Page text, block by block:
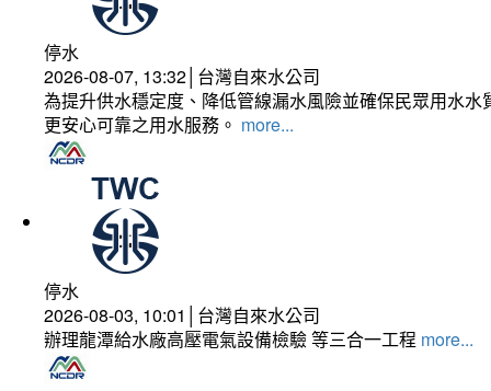
停水
2026-08-07, 13:32│台灣自來水公司
為提升供水穩定度、降低管線漏水風險並確保民眾用水
更安心可靠之用水服務。 more...
停水
2026-08-03, 10:01│台灣自來水公司
辦理龍潭給水廠高壓電氣設備檢驗 等三合一工程 more...